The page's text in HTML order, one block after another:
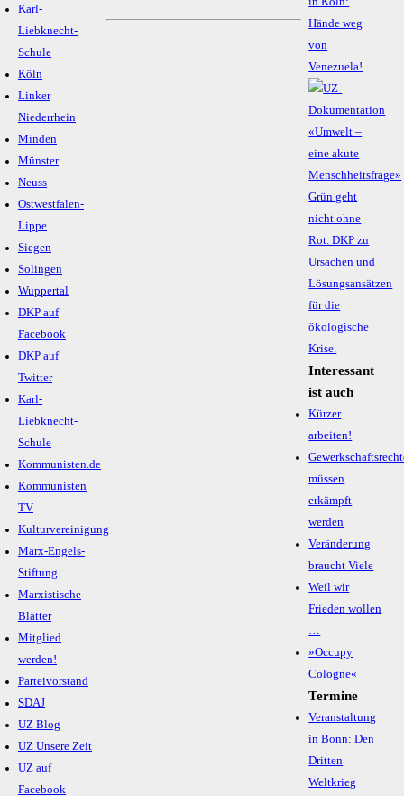
Karl-
Liebknecht-
Schule
Köln
Linker
Niederrhein
Minden
Münster
Neuss
Ostwestfalen-
Lippe
Siegen
Solingen
Wuppertal
DKP auf
Facebook
DKP auf
Twitter
Karl-
Liebknecht-
Schule
Kommunisten.de
Kommunisten
TV
Kulturvereinigung
Marx-Engels-
Stiftung
Marxistische
Blätter
Mitglied
werden!
Parteivorstand
SDAJ
UZ Blog
UZ Unsere Zeit
UZ auf
Facebook
Hände weg
von
Venezuela!
Interessant
ist auch
Kürzer
arbeiten!
müssen
erkämpft
werden
Veränderung
braucht Viele
Weil wir
Frieden wollen
…
»Occupy
Cologne«
Termine
Veranstaltung
in Bonn: Den
Dritten
Weltkrieg